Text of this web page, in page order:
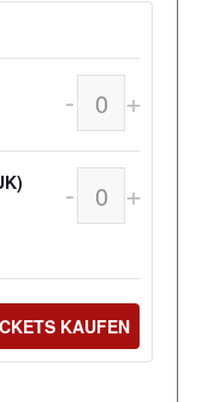
- Anzahl
+
- Anzahl
+
KAUFEN